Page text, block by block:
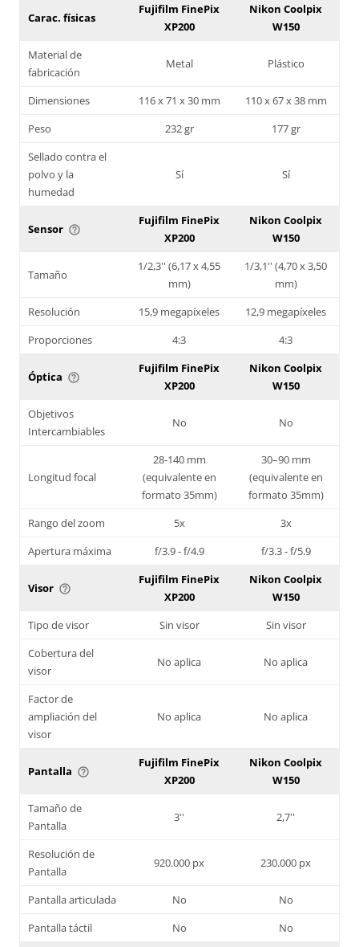
Carac. físicas
Fujifilm FinePix
XP200
Nikon Coolpix
W150
Material de
fabricación
Metal Plástico
Dimensiones 116 x 71 x 30 mm
110 x 67 x 38 mm
Peso
232 gr
177 gr
Sellado contra el
polvo y la
humedad
Sí Sí
Sensor help_outline
Fujifilm FinePix
XP200
Nikon Coolpix
W150
Tamaño
1/2,3'' (6,17 x 4,55
mm)
1/3,1'' (4,70 x 3,50
mm)
Resolución
15,9 megapíxeles
12,9 megapíxeles
Proporciones
4:3 4:3
Óptica help_outline
Fujifilm FinePix
XP200
Nikon Coolpix
W150
Objetivos
Intercambiables
No No
Longitud focal
28-140 mm
(equivalente en
formato 35mm)
30–90 mm
(equivalente en
formato 35mm)
Rango del zoom
5x
3x
Apertura máxima
f/3.9 - f/4.9 f/3.3 - f/5.9
Visor help_outline
Fujifilm FinePix
XP200
Nikon Coolpix
W150
Tipo de visor
Sin visor
Sin visor
Cobertura del
visor
No aplica No aplica
Factor de
ampliación del
visor
No aplica No aplica
Pantalla help_outline
Fujifilm FinePix
XP200
Nikon Coolpix
W150
Tamaño de
Pantalla
3'' 2,7''
Resolución de
Pantalla
920.000 px 230.000 px
Pantalla articulada No
No
Pantalla táctil
No No